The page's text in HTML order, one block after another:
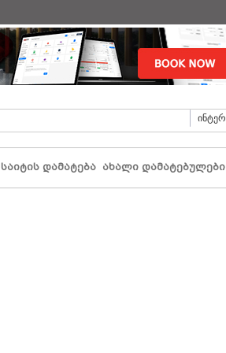
საიტის დამატება ახალი დამატებულები